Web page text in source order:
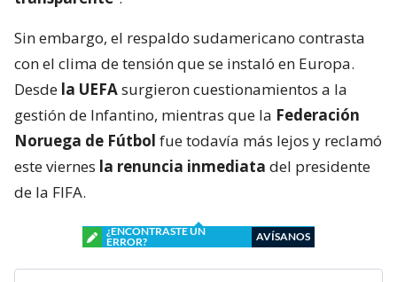
Sin embargo, el respaldo sudamericano contrasta
con el clima de tensión que se instaló en Europa.
Desde la UEFAsurgieron cuestionamientos a la
gestión de Infantino, mientras que la Federación
Noruega de Fútbol fue todavía más lejos y reclamó
este viernes la renuncia inmediata del presidente
de la FIFA.
¿ENCONTRASTE UN
ERROR?
AVÍSANOS